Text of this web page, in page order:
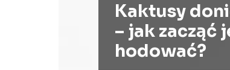
Kaktusy
– jak zacząć
hodować?